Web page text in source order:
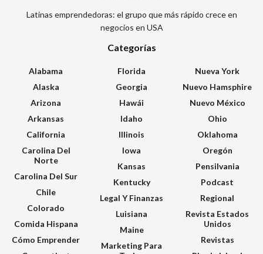
Latinas emprendedoras: el grupo que más rápido crece en
negocios en USA
Categorías
Alabama
Alaska
Arizona
Arkansas
California
Carolina Del
Norte
Carolina Del Sur
Chile
Colorado
Comida Hispana
Cómo Emprender
Florida
Georgia
Hawái
Idaho
Illinois
Iowa
Kansas
Kentucky
Legal Y Finanzas
Luisiana
Maine
Marketing Para
Nueva York
Nuevo Hamsphire
Nuevo México
Ohio
Oklahoma
Oregón
Pensilvania
Podcast
Regional
Revista Estados
Unidos
Revistas